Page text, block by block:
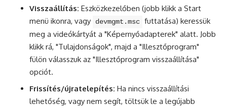
Visszaállítás: Eszközkezelőben (jobb klikk a Start
menü ikonra, vagy
devmgmt.msc
futtatása) keressük
meg a videókártyát a "Képernyőadapterek" alatt. Jobb
klikk rá, "Tulajdonságok", majd a "Illesztőprogram"
fülön válasszuk az "Illesztőprogram visszaállítása"
opciót.
Frissítés/újratelepítés: Ha nincs visszaállítási
lehetőség, vagy nem segít, töltsük le a legújabb